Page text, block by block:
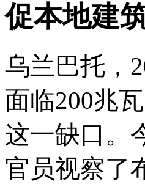
促本地建
乌兰巴托，
面临200兆
这一缺口。
官员视察了